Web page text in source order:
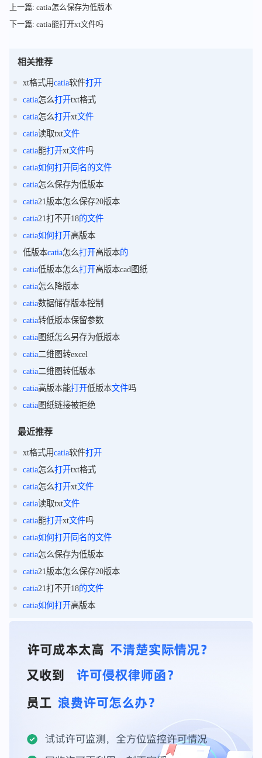
上一篇: catia怎么保存为低版本
下一篇: catia能打开xt文件吗
相关推荐
xt格式用catia软件打开
catia怎么打开txt格式
catia怎么打开xt文件
catia读取txt文件
catia能打开xt文件吗
catia如何打开同名的文件
catia怎么保存为低版本
catia21版本怎么保存20版本
catia21打不开18的文件
catia如何打开高版本
低版本catia怎么打开高版本的
catia低版本怎么打开高版本cad图纸
catia怎么降版本
catia数据储存版本控制
catia转低版本保留参数
catia图纸怎么另存为低版本
catia二维图转excel
catia二维图转低版本
catia高版本能打开低版本文件吗
catia图纸链接被拒绝
最近推荐
xt格式用catia软件打开
catia怎么打开txt格式
catia怎么打开xt文件
catia读取txt文件
catia能打开xt文件吗
catia如何打开同名的文件
catia怎么保存为低版本
catia21版本怎么保存20版本
catia21打不开18的文件
catia如何打开高版本